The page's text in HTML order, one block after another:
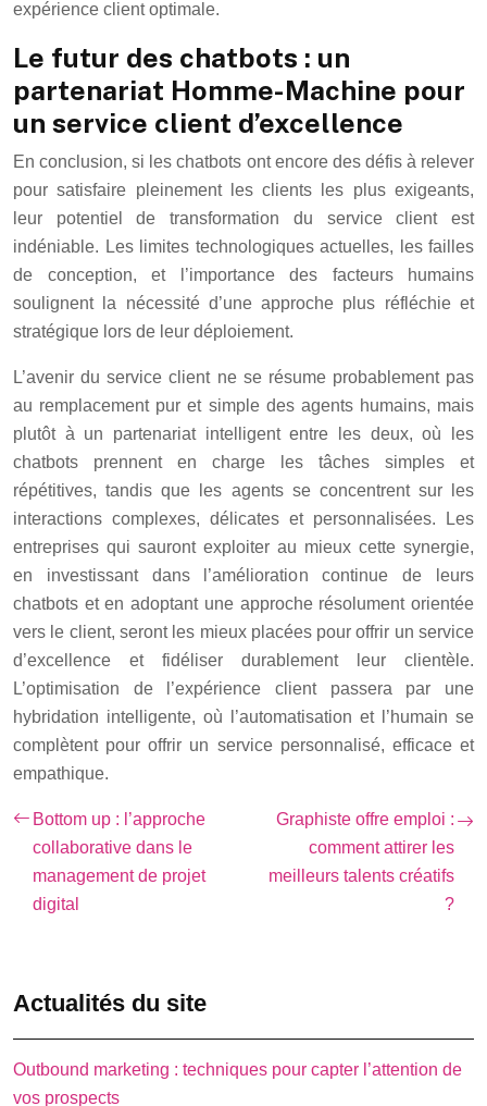
expérience client optimale.
Le futur des chatbots : un
partenariat Homme-Machine pour
un service client d’excellence
En conclusion, si les chatbots ont encore des défis à relever
pour satisfaire pleinement les clients les plus exigeants,
leur potentiel de transformation du service client est
indéniable. Les limites technologiques actuelles, les failles
de conception, et l’importance des facteurs humains
soulignent la nécessité d’une approche plus réfléchie et
stratégique lors de leur déploiement.
L’avenir du service client ne se résume probablement pas
au remplacement pur et simple des agents humains, mais
plutôt à un partenariat intelligent entre les deux, où les
chatbots prennent en charge les tâches simples et
répétitives, tandis que les agents se concentrent sur les
interactions complexes, délicates et personnalisées. Les
entreprises qui sauront exploiter au mieux cette synergie,
en investissant dans l’amélioration continue de leurs
chatbots et en adoptant une approche résolument orientée
vers le client, seront les mieux placées pour offrir un service
d’excellence et fidéliser durablement leur clientèle.
L’optimisation de l’expérience client passera par une
hybridation intelligente, où l’automatisation et l’humain se
complètent pour offrir un service personnalisé, efficace et
empathique.
Bottom up : l’approche
collaborative dans le
management de projet
digital
Graphiste offre emploi :
comment attirer les
meilleurs talents créatifs
?
Actualités du site
Outbound marketing : techniques pour capter l’attention de
vos prospects